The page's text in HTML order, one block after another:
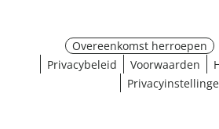
Overeenkomst herroepen
Privacybeleid
Voorwaarden